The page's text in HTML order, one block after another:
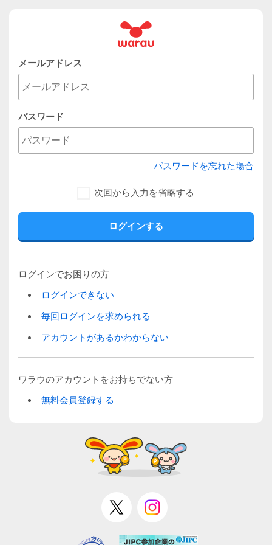
メールアドレス
パスワード
パスワードを忘れた場合
次回から入力を省略する
ログインでお困りの方
ログインできない
毎回ログインを求められる
アカウントがあるかわからない
ワラウのアカウントをお持ちでない方
無料会員登録する